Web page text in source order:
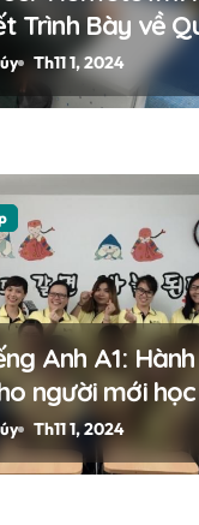
Trình Bày về
Th11 1, 2024
Anh A1:
người mới
Th11 1, 2024